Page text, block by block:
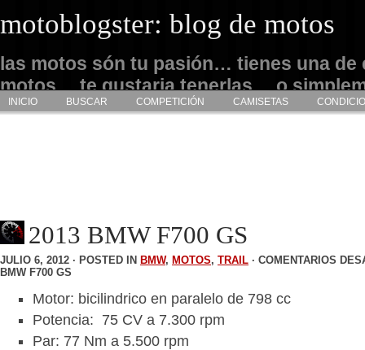
motoblogster: blog de motos
las motos són tu pasión… tienes una de
motos… te gustaria tenerlas… o
admirarlas… este es tu sitio
INICIO BUSCAR COMPETICIÓN CAMISETAS
2013 BMW F700 GS
JULIO 6, 2012 · POSTED IN BMW, MOTOS, TRAIL · COMENTARIOS
BMW F700 GS
Motor: bicilindrico en paralelo de 798 cc
Potencia: 75 CV a 7.300 rpm
Par: 77 Nm a 5.500 rpm